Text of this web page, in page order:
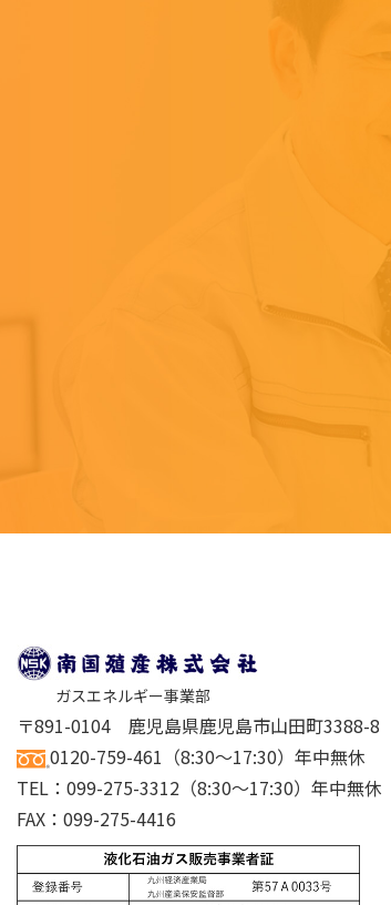
ガスエネルギー事業部
〒891-0104 鹿児島県鹿児島市山田町3388-8
0120-759-461 （8:30～17:30）年中無休
TEL： 099-275-3312 （8:30～17:30）年中無休
FAX：099-275-4416